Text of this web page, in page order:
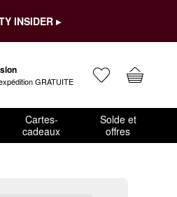
INSIDER ▸
GRATUITE
Cartes-
cadeaux
Solde et
offres